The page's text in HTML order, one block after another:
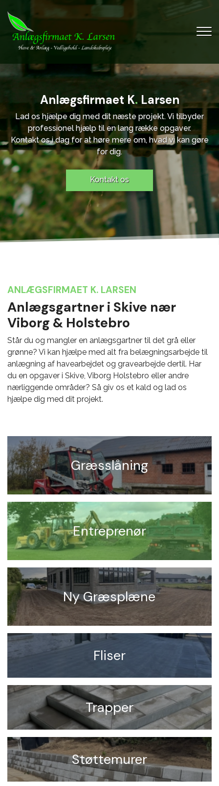
hovedindhold
Anlægsfirmaet K.Larsen
Lad os hjælpe dig med dit næste projekt. Vi tilbyder
professionel hjælp til en lang række opgaver.
Kontakt os i dag for at høre mere om, hvad vi kan gøre
for dig.
Kontakt os
ANLÆGSFIRMAET K. LARSEN
Anlægsgartner i Skive nær
Viborg & Holstebro
Står du og mangler en anlægsgartner til det grå eller
grønne? Vi kan hjælpe med alt fra belægningsarbejde til
anlægning af havearbejdet og gravearbejde dertil. Har
du en opgaver i Skive, Viborg Holstebro eller andre
nærliggende områder? Så giv os et kald og lad os
hjælpe dig med dit projekt.
Græsslåning
Entreprenør
Ny Græsplæne
Fliser
Trapper
Støttemurer